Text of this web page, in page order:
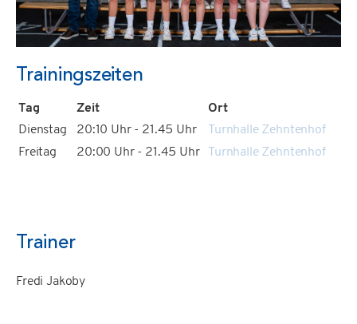
Trainingszeiten
Tag Zeit
Ort
Dienstag
20:10 Uhr - 21.45 Uhr
Turnhalle Zehntenhof
Freitag
20:00 Uhr - 21.45 Uhr Turnhalle Zehntenhof
Trainer
Fredi Jakoby